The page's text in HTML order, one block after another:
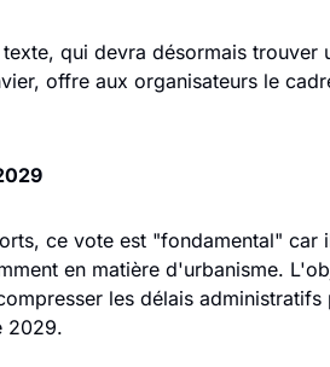
qui devra désormais trouver
offre aux organisateurs le
ce vote est "fondamental" car
en matière d'urbanisme.
les délais
2029.